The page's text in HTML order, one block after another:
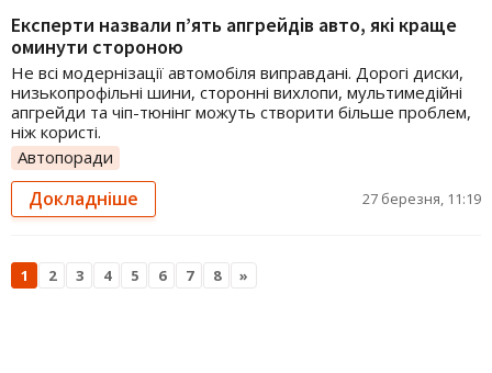
Експерти назвали п’ять апгрейдів авто, які краще
оминути стороною
Не всі модернізації автомобіля виправдані. Дорогі диски,
низькопрофільні шини, сторонні вихлопи, мультимедійні
апгрейди та чіп-тюнінг можуть створити більше проблем,
ніж користі.
Автопоради
Докладніше 27 березня, 11:19
1 2 3 4 5 6 7 8 »